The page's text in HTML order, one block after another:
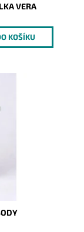
VERA
Pelle ve
a zip.